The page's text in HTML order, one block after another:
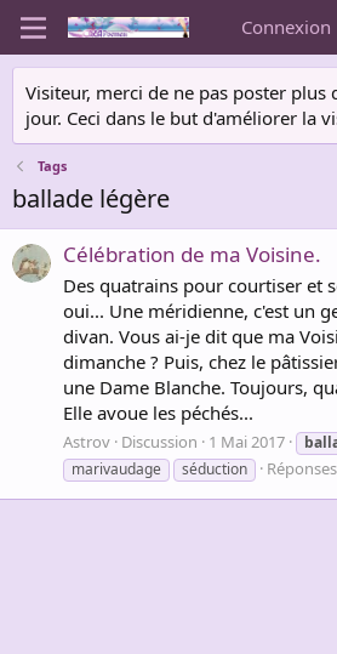
Connexion
Visiteur, merci de ne pas poster plus
jour. Ceci dans le but d'améliorer la
Tags
ballade légère
Célébration de ma Voisine.
Des quatrains pour courtiser et
oui... Une méridienne, c'est un
divan. Vous ai-je dit que ma
dimanche ? Puis, chez le
une Dame Blanche. Toujours,
Elle avoue les péchés...
Astrov Discussion 1 Mai 2017
marivaudage
séduction